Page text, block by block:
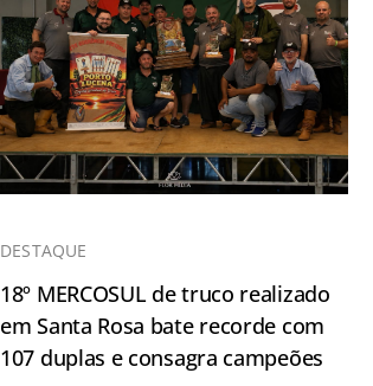
DESTAQUE
18º MERCOSUL de truco realizado
em Santa Rosa bate recorde com
107 duplas e consagra campeões